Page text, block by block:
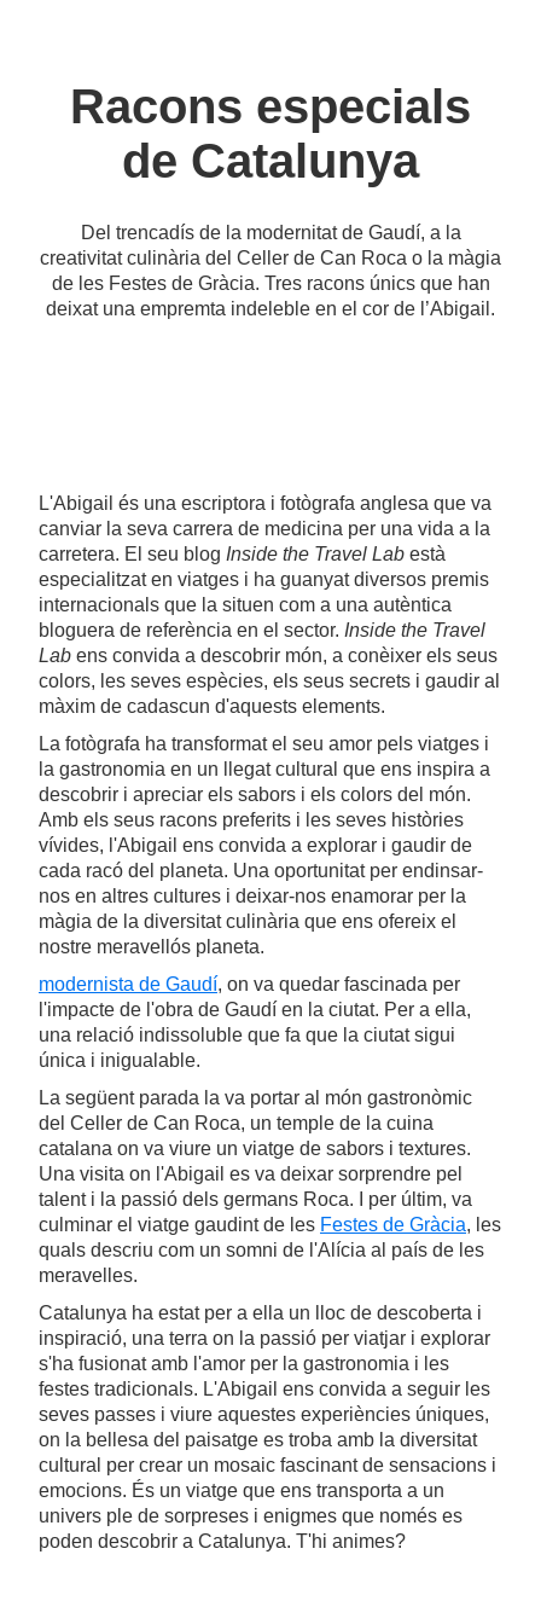
Racons especials
de Catalunya
Del trencadís de la modernitat de Gaudí, a la
creativitat culinària del Celler de Can Roca o la màgia
de les Festes de Gràcia. Tres racons únics que han
deixat una empremta indeleble en el cor de l’Abigail.
L'Abigail és una escriptora i fotògrafa anglesa que va
canviar la seva carrera de medicina per una vida a la
carretera. El seu blog Inside the Travel Lab està
especialitzat en viatges i ha guanyat diversos premis
internacionals que la situen com a una autèntica
bloguera de referència en el sector. Inside the Travel
Lab ens convida a descobrir món, a conèixer els seus
colors, les seves espècies, els seus secrets i gaudir al
màxim de cadascun d'aquests elements.
La fotògrafa ha transformat el seu amor pels viatges i
la gastronomia en un llegat cultural que ens inspira a
descobrir i apreciar els sabors i els colors del món.
Amb els seus racons preferits i les seves històries
vívides, l'Abigail ens convida a explorar i gaudir de
cada racó del planeta. Una oportunitat per endinsar-
nos en altres cultures i deixar-nos enamorar per la
màgia de la diversitat culinària que ens ofereix el
nostre meravellós planeta.
modernista de Gaudí, on va quedar fascinada per
l'impacte de l'obra de Gaudí en la ciutat. Per a ella,
una relació indissoluble que fa que la ciutat sigui
única i inigualable.
La següent parada la va portar al món gastronòmic
del Celler de Can Roca, un temple de la cuina
catalana on va viure un viatge de sabors i textures.
Una visita on l'Abigail es va deixar sorprendre pel
talent i la passió dels germans Roca. I per últim, va
culminar el viatge gaudint de les Festes de Gràcia, les
quals descriu com un somni de l'Alícia al país de les
meravelles.
Catalunya ha estat per a ella un lloc de descoberta i
inspiració, una terra on la passió per viatjar i explorar
s'ha fusionat amb l'amor per la gastronomia i les
festes tradicionals. L'Abigail ens convida a seguir les
seves passes i viure aquestes experiències úniques,
on la bellesa del paisatge es troba amb la diversitat
cultural per crear un mosaic fascinant de sensacions i
emocions. És un viatge que ens transporta a un
univers ple de sorpreses i enigmes que només es
poden descobrir a Catalunya. T'hi animes?